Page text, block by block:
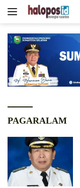
Langsung
PAGARALAM